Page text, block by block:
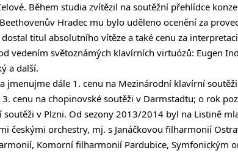
Během studia zvítězil na soutěžní přehlídce
Hradec mu bylo uděleno ocenění za
titul absolutního vítěze a také cenu za
vedením světoznámých klavírních virtuózů: Eugen
a další.
jmenujme dále 1. cenu na Mezinárodní klavírní
cenu na chopinovské soutěži v Darmstadtu; o rok
v Plzni. Od sezony 2013/2014 byl na Listině
českými orchestry, mj. s Janáčkovou filharmonií
Komorní filharmonií Pardubice, Symfonickým